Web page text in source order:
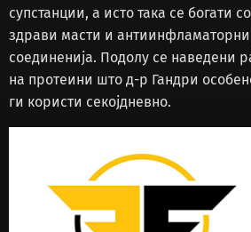
супстанции, а исто така се богати
здрави масти и антиинфламаторни
соединенија. Подолу се наведени
на протеини што д-р Гандри
ги користи секојдневно.